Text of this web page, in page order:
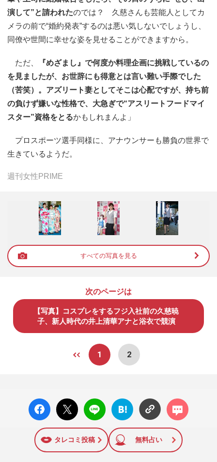
演して”と請われたのでは？ 久慈さんも芸能人としてカ
メラの前で“婚約発表”するのは悪い気しないでしょうし、
同僚や世間に幸せな姿を見せることができますから。
ただ、
『めざまし』で何度か料理企画に挑戦しているの
を見ましたが、お世辞にも得意とは言い難い手際でした
（苦笑）。アズリート妻としてそこは心配ですが、持ち前
の負けず嫌いな性格で、大急ぎで“アスリートフードマイ
スター”資格をとるかもしれまんよ」
プロスポーツ選手同様に、アナウンサーも勝負の世界で
生きているようだ。
週刊女性PRIME
すべての写真を見る
次のページは
【写真】コスプレをするフジ入社前の久慈暁
子、新人時代の井上清華アナと浴衣で競演
1 2
facebo
ok い
X ポス
ト
LINE
はてな
ブック
に追加
コメン
ト
タレコミ投稿 無料占い